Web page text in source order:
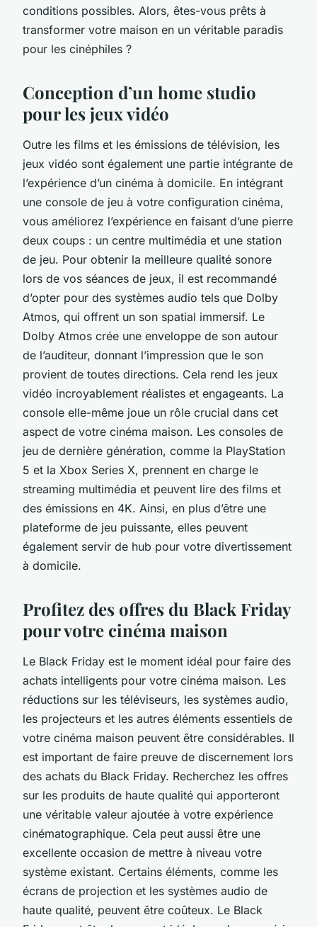
conditions possibles. Alors, êtes-vous prêts à
transformer votre maison en un véritable paradis
pour les cinéphiles ?
Conception d’un home studio
pour les jeux vidéo
Outre les films et les émissions de télévision, les
jeux vidéo sont également une partie intégrante de
l’expérience d’un cinéma à domicile. En intégrant
une console de jeu à votre configuration cinéma,
vous améliorez l’expérience en faisant d’une pierre
deux coups : un centre multimédia et une station
de jeu. Pour obtenir la meilleure qualité sonore
lors de vos séances de jeux, il est recommandé
d’opter pour des systèmes audio tels que Dolby
Atmos, qui offrent un son spatial immersif. Le
Dolby Atmos crée une enveloppe de son autour
de l’auditeur, donnant l’impression que le son
provient de toutes directions. Cela rend les jeux
vidéo incroyablement réalistes et engageants. La
console elle-même joue un rôle crucial dans cet
aspect de votre cinéma maison. Les consoles de
jeu de dernière génération, comme la PlayStation
5 et la Xbox Series X, prennent en charge le
streaming multimédia et peuvent lire des films et
des émissions en 4K. Ainsi, en plus d’être une
plateforme de jeu puissante, elles peuvent
également servir de hub pour votre divertissement
à domicile.
Profitez des offres du Black Friday
pour votre cinéma maison
Le Black Friday est le moment idéal pour faire des
achats intelligents pour votre cinéma maison. Les
réductions sur les téléviseurs, les systèmes audio,
les projecteurs et les autres éléments essentiels de
votre cinéma maison peuvent être considérables. Il
est important de faire preuve de discernement lors
des achats du Black Friday. Recherchez les offres
sur les produits de haute qualité qui apporteront
une véritable valeur ajoutée à votre expérience
cinématographique. Cela peut aussi être une
excellente occasion de mettre à niveau votre
système existant. Certains éléments, comme les
écrans de projection et les systèmes audio de
haute qualité, peuvent être coûteux. Le Black